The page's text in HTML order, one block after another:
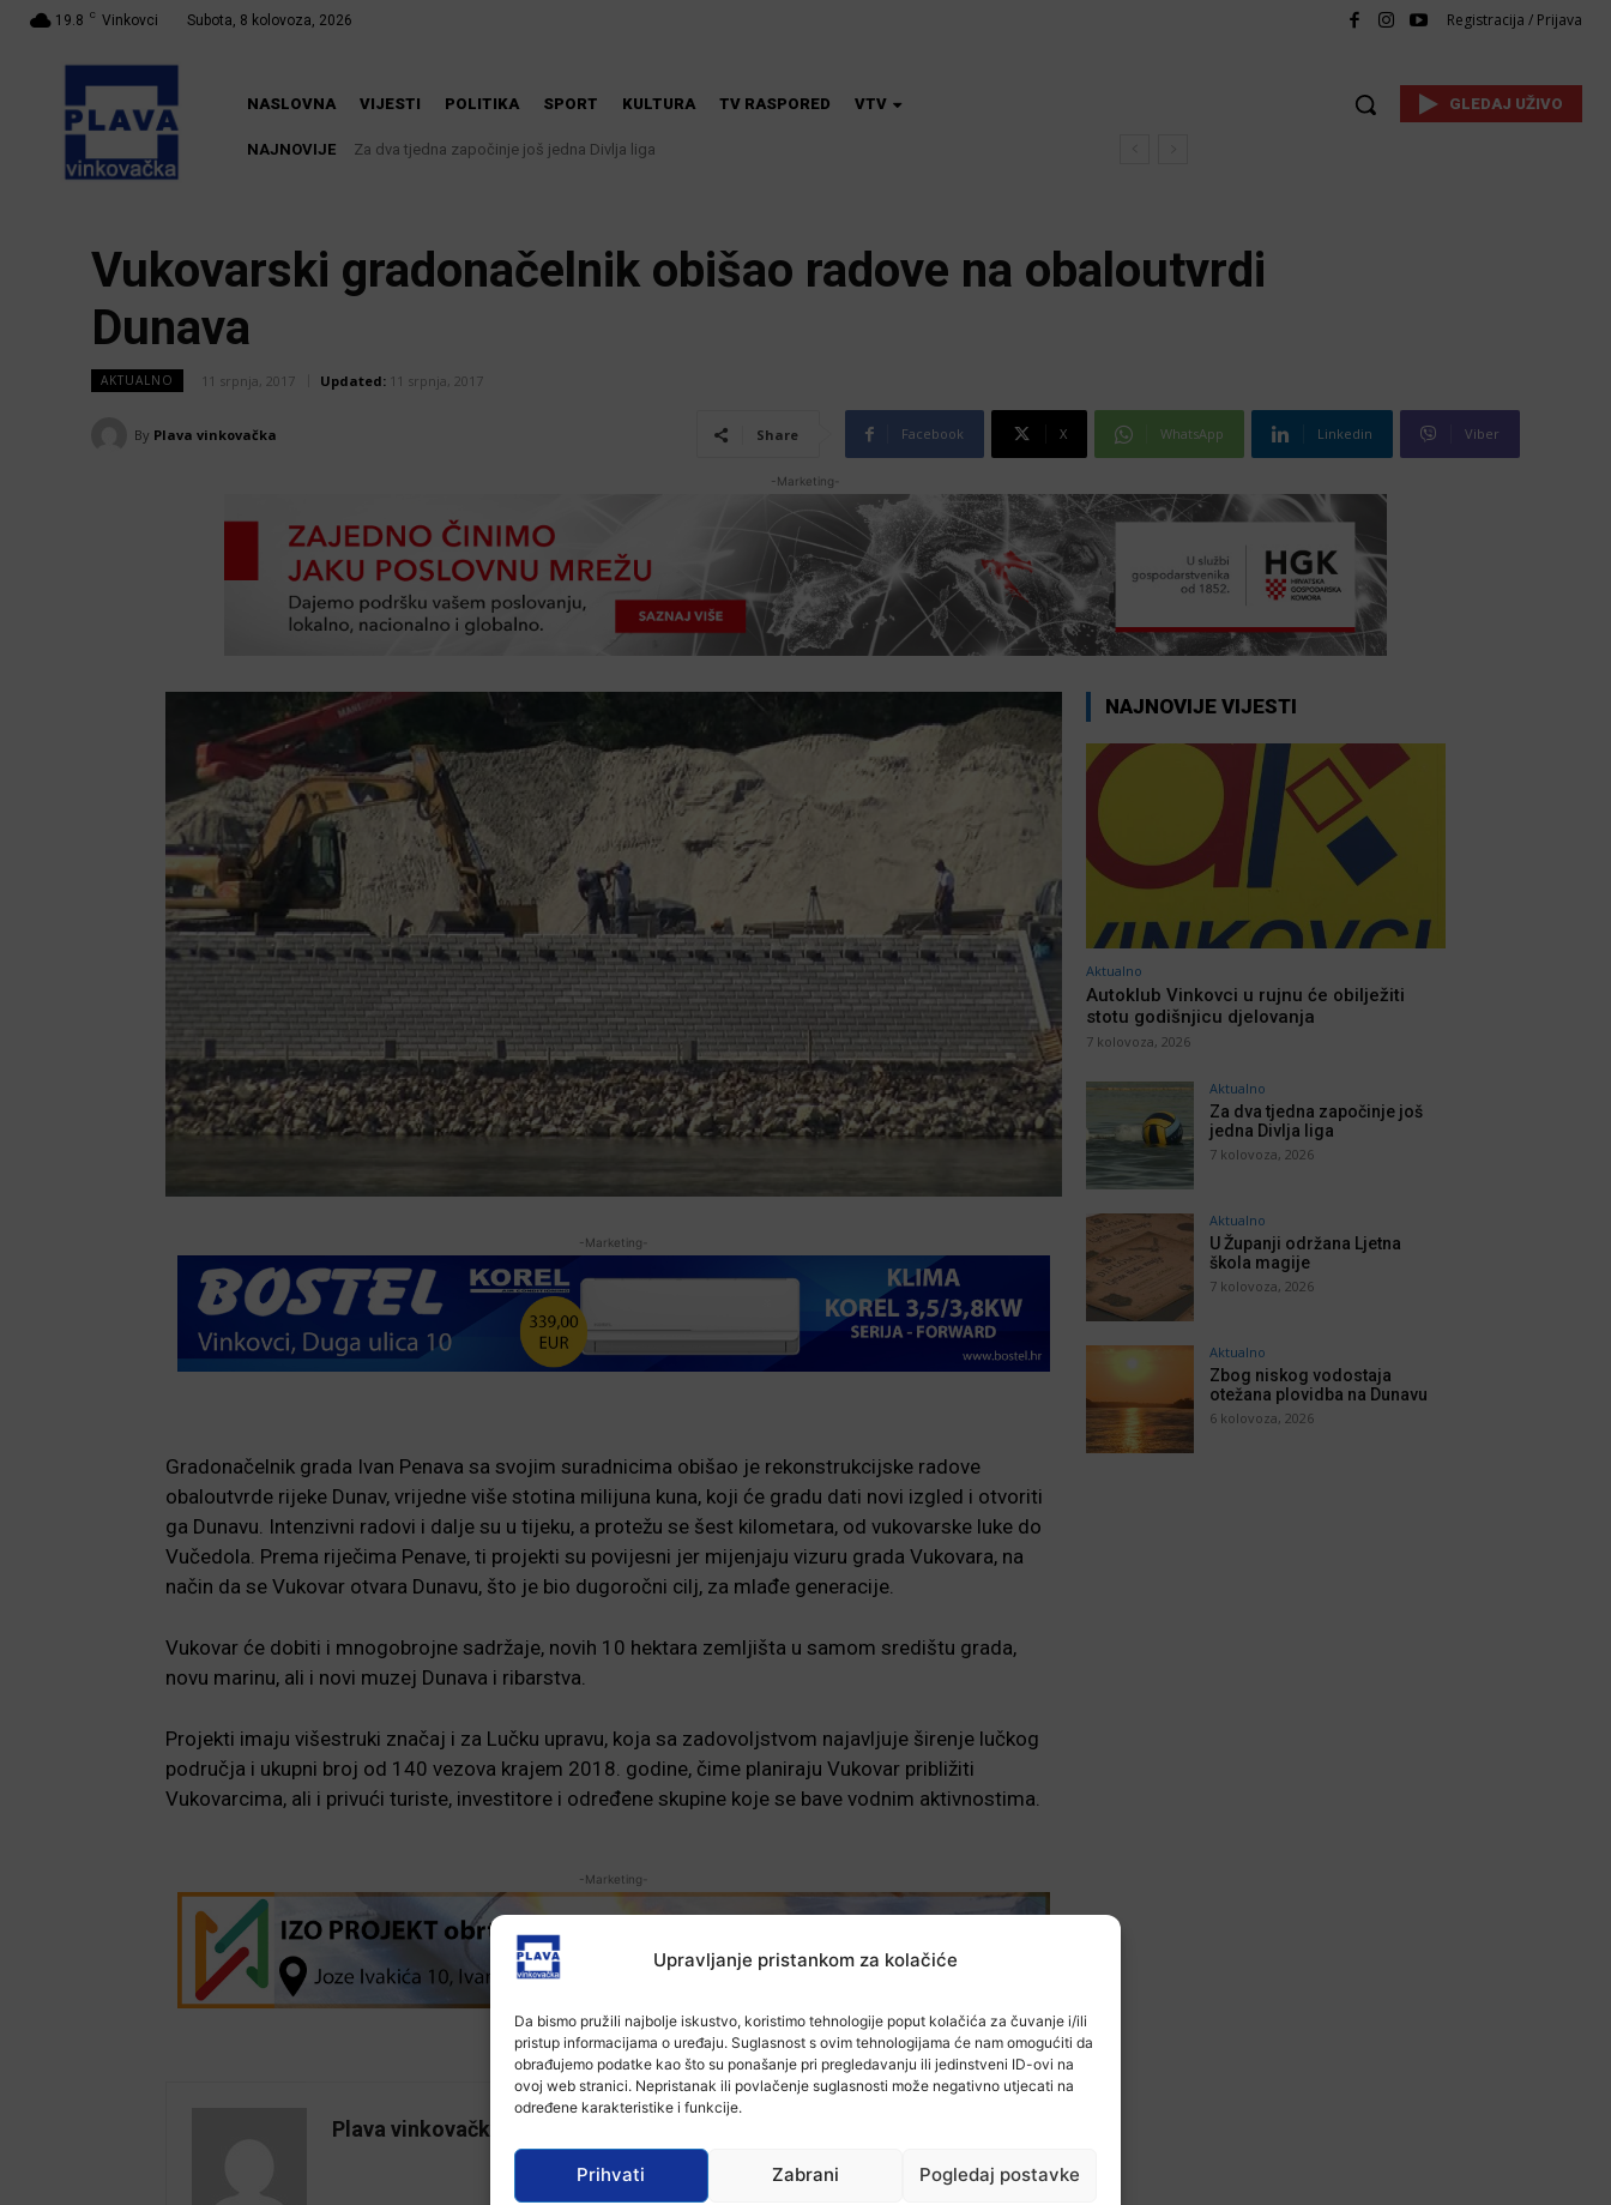
Upravljanje pristankom za kolačiće
Da bismo pružili najbolje iskustvo, koristimo tehnologije poput kolačića za čuvanje i/ili
pristup informacijama o uređaju. Suglasnost s ovim tehnologijama će nam omogućiti da
obrađujemo podatke kao što su ponašanje pri pregledavanju ili jedinstveni ID-ovi na
ovoj web stranici. Nepristanak ili povlačenje suglasnosti može negativno utjecati na
određene karakteristike i funkcije.
Prihvati Zabrani Pogledaj postavke
Registracija / Prijava
19.8 C Vinkovci Subota, 8 kolovoza, 2026
NASLOVNA VIJESTI POLITIKA SPORT KULTURA TV RASPORED VTV
NAJNOVIJE Za dva tjedna započinje još jedna Divlja liga
U Županji održana Ljetna škola magije
GLEDAJ UŽIVO
Vukovarski gradonačelnik obišao radove na obaloutvrdi
Dunava
AKTUALNO 11 srpnja, 2017 Updated: 11 srpnja, 2017
By Plava vinkovačka Share Facebook X WhatsApp Linkedin Viber
-Marketing-
-Marketing-
Gradonačelnik grada Ivan Penava sa svojim suradnicima obišao je rekonstrukcijske radove
obaloutvrde rijeke Dunav, vrijedne više stotina milijuna kuna, koji će gradu dati novi izgled i otvoriti
ga Dunavu. Intenzivni radovi i dalje su u tijeku, a protežu se šest kilometara, od vukovarske luke do
Vučedola. Prema riječima Penave, ti projekti su povijesni jer mijenjaju vizuru grada Vukovara, na
način da se Vukovar otvara Dunavu, što je bio dugoročni cilj, za mlađe generacije.
Vukovar će dobiti i mnogobrojne sadržaje, novih 10 hektara zemljišta u samom središtu grada,
novu marinu, ali i novi muzej Dunava i ribarstva.
Projekti imaju višestruki značaj i za Lučku upravu, koja sa zadovoljstvom najavljuje širenje lučkog
područja i ukupni broj od 140 vezova krajem 2018. godine, čime planiraju Vukovar približiti
Vukovarcima, ali i privući turiste, investitore i određene skupine koje se bave vodnim aktivnostima.
-Marketing-
Plava vinkovačka
NAJNOVIJE VIJESTI
Aktualno
Autoklub Vinkovci u rujnu će obilježiti
stotu godišnjicu djelovanja
7 kolovoza, 2026
Aktualno
Za dva tjedna započinje još
jedna Divlja liga
7 kolovoza, 2026
Aktualno
U Županji održana Ljetna
škola magije
7 kolovoza, 2026
Aktualno
Zbog niskog vodostaja
otežana plovidba na Dunavu
6 kolovoza, 2026